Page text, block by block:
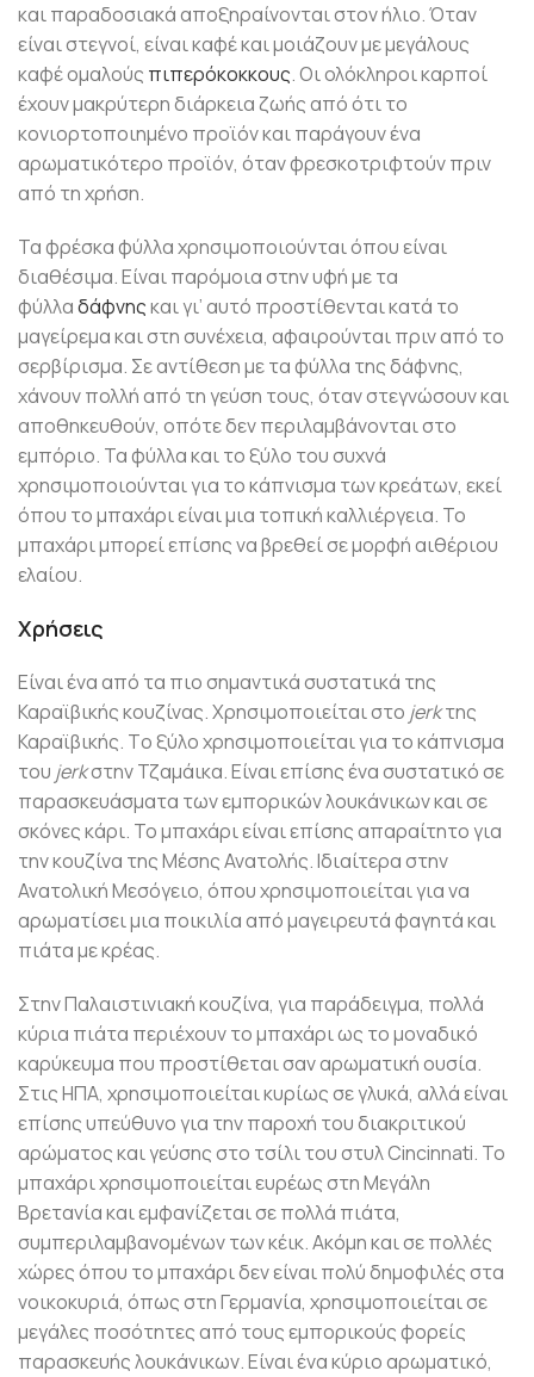
και παραδοσιακά αποξηραίνονται στον ήλιο. Όταν
είναι στεγνοί, είναι καφέ και μοιάζουν με μεγάλους
καφέ ομαλούς πιπερόκοκκους. Οι ολόκληροι καρποί
έχουν μακρύτερη διάρκεια ζωής από ότι το
κονιορτοποιημένο προϊόν και παράγουν ένα
αρωματικότερο προϊόν, όταν φρεσκοτριφτούν πριν
από τη χρήση.
Τα φρέσκα φύλλα χρησιμοποιούνται όπου είναι
διαθέσιμα. Είναι παρόμοια στην υφή με τα
φύλλαδάφνηςκαι γι’ αυτό προστίθενται κατά το
μαγείρεμα και στη συνέχεια, αφαιρούνται πριν από το
σερβίρισμα. Σε αντίθεση με τα φύλλα της δάφνης,
χάνουν πολλή από τη γεύση τους, όταν στεγνώσουν και
αποθηκευθούν, οπότε δεν περιλαμβάνονται στο
εμπόριο. Τα φύλλα και το ξύλο του συχνά
χρησιμοποιούνται για το κάπνισμα των κρεάτων, εκεί
όπου το μπαχάρι είναι μια τοπική καλλιέργεια. Το
μπαχάρι μπορεί επίσης να βρεθεί σε μορφή αιθέριου
ελαίου.
Χρήσεις
Eίναι ένα από τα πιο σημαντικά συστατικά της
Καραϊβικής κουζίνας. Χρησιμοποιείται στο jerkτης
Καραϊβικής. Tο ξύλο χρησιμοποιείται για το κάπνισμα
τoυ jerkστην Τζαμάικα. Eίναι επίσης ένα συστατικό σε
παρασκευάσματα των εμπορικών λουκάνικων και σε
σκόνες κάρι. Το μπαχάρι είναι επίσης απαραίτητο για
την κουζίνα της Μέσης Ανατολής. Iδιαίτερα στην
Ανατολική Μεσόγειο, όπου χρησιμοποιείται για να
αρωματίσει μια ποικιλία από μαγειρευτά φαγητά και
πιάτα με κρέας.
Στην Παλαιστινιακή κουζίνα, για παράδειγμα, πολλά
κύρια πιάτα περιέχουν το μπαχάρι ως το μοναδικό
καρύκευμα που προστίθεται σαν αρωματική ουσία.
Στις ΗΠΑ, χρησιμοποιείται κυρίως σε γλυκά, αλλά είναι
επίσης υπεύθυνο για την παροχή του διακριτικού
αρώματος και γεύσης στο τσίλι του στυλ Cincinnati. Το
μπαχάρι χρησιμοποιείται ευρέως στη Μεγάλη
Βρετανία και εμφανίζεται σε πολλά πιάτα,
συμπεριλαμβανομένων των κέικ. Ακόμη και σε πολλές
χώρες όπου το μπαχάρι δεν είναι πολύ δημοφιλές στα
νοικοκυριά, όπως στη Γερμανία, χρησιμοποιείται σε
μεγάλες ποσότητες από τους εμπορικούς φορείς
παρασκευής λουκάνικων. Είναι ένα κύριο αρωματικό,